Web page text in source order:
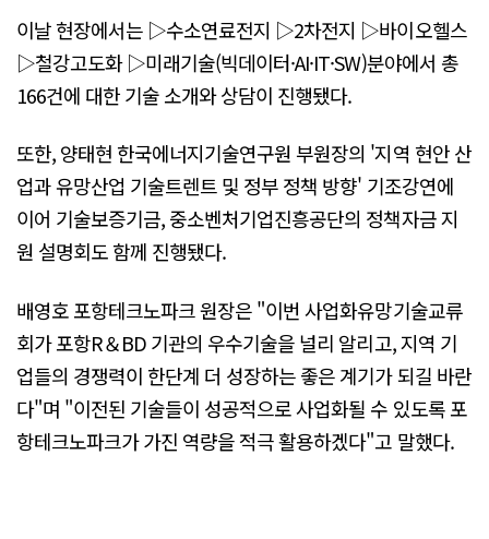
이날 현장에서는 ▷수소연료전지 ▷2차전지 ▷바이오헬스
▷철강고도화 ▷미래기술(빅데이터·AI·IT·SW)분야에서 총
166건에 대한 기술 소개와 상담이 진행됐다.
또한, 양태현 한국에너지기술연구원 부원장의 '지역 현안 산
업과 유망산업 기술트렌트 및 정부 정책 방향' 기조강연에
이어 기술보증기금, 중소벤처기업진흥공단의 정책자금 지
원 설명회도 함께 진행됐다.
배영호 포항테크노파크 원장은 "이번 사업화유망기술교류
회가 포항R＆BD 기관의 우수기술을 널리 알리고, 지역 기
업들의 경쟁력이 한단계 더 성장하는 좋은 계기가 되길 바란
다"며 "이전된 기술들이 성공적으로 사업화될 수 있도록 포
항테크노파크가 가진 역량을 적극 활용하겠다"고 말했다.